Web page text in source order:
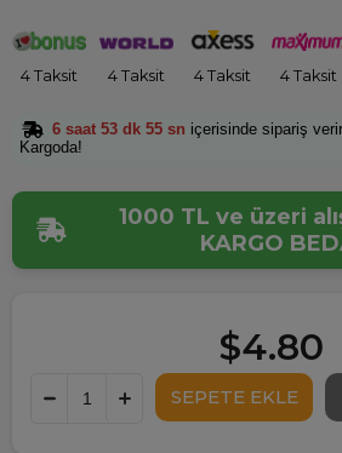
4 Taksit 4 Taksit 4 Taksit 4 Taksit
6 saat 53 dk 55 sn içerisinde sipariş
Kargoda!
1000 TL ve üzeri
KARGO
$4.80